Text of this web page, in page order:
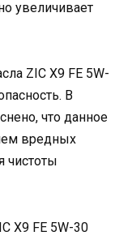
увеличивает
ZIC X9 FE 5W-
В
что данное
вредных
чистоты
X9 FE 5W-30